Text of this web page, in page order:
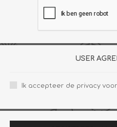
USER
Ik accepteer de privacy